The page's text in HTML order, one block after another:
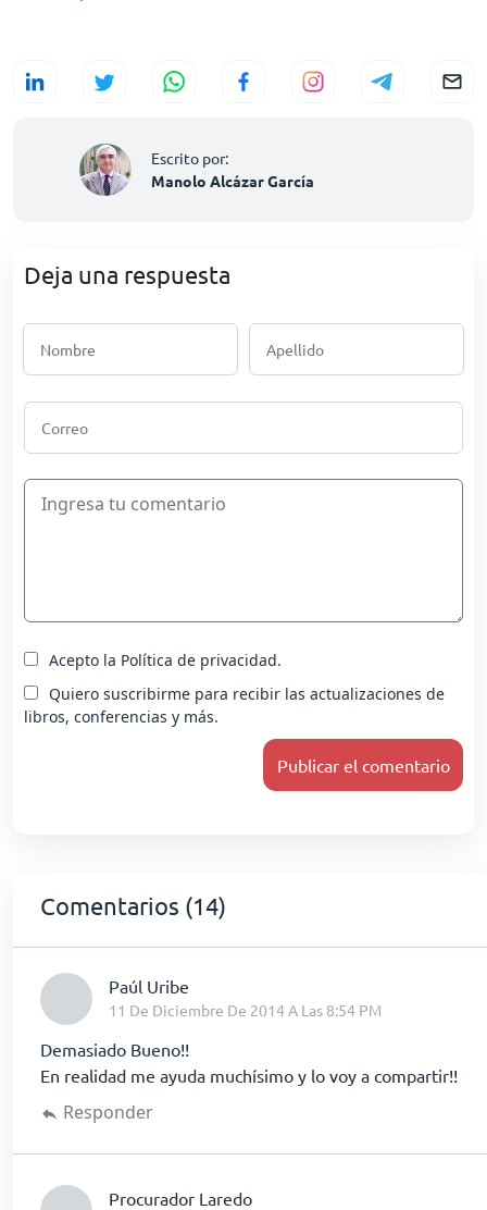
Escrito por:
Manolo Alcázar García
Deja una respuesta
Acepto la Política de privacidad.
Quiero suscribirme para recibir las actualizaciones de
libros, conferencias y más.
Comentarios (14)
Paúl Uribe
11 De Diciembre De 2014 A Las 8:54 PM
Demasiado Bueno!!
En realidad me ayuda muchísimo y lo voy a compartir!!
Responder
Procurador Laredodice: